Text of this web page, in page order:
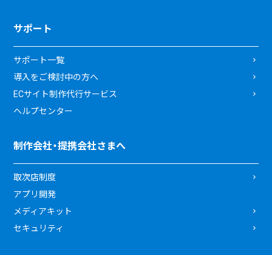
サポート
サポート一覧
導入をご検討中の方へ
ECサイト制作代行サービス
ヘルプセンター
制作会社・提携会社さまへ
取次店制度
アプリ開発
メディアキット
セキュリティ